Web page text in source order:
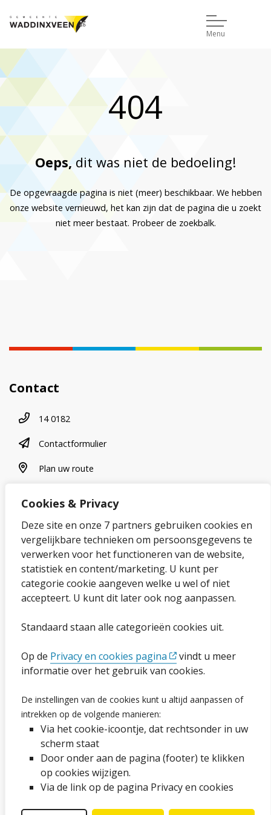
Cookies & Privacy
Deze site en onze 7 partners gebruiken cookies en
vergelijkbare technieken om persoonsgegevens te
verwerken voor het functioneren van de website,
statistiek en content/marketing. U kunt per
categorie cookie aangeven welke u wel of niet
accepteert. U kunt dit later ook nog aanpassen.
Standaard staan alle categorieën cookies uit.
Op de Privacy en cookies pagina
vindt u meer
informatie over het gebruik van cookies.
De instellingen van de cookies kunt u altijd aanpassen of
intrekken op de volgende manieren:
Via het cookie-icoontje, dat rechtsonder in uw
scherm staat
Door onder aan de pagina (footer) te klikken
op cookies wijzigen.
Via de link op de pagina Privacy en cookies
Menu
404
Oeps, dit was niet de bedoeling!
De opgevraagde pagina is niet (meer) beschikbaar. We hebben
onze website vernieuwd, het kan zijn dat de pagina die u zoekt
niet meer bestaat. Probeer de zoekbalk.
Contact
Telefoonnummer
14 0182
contactformulier
Contactformulier
plan uw route
Plan uw route
Over onze website
Sitemap
Privacybeleid en cookies
Cookies wijzigen
Ga naar de pagina
Proclaimer en copyright
Webarchief
Volg ons op social media